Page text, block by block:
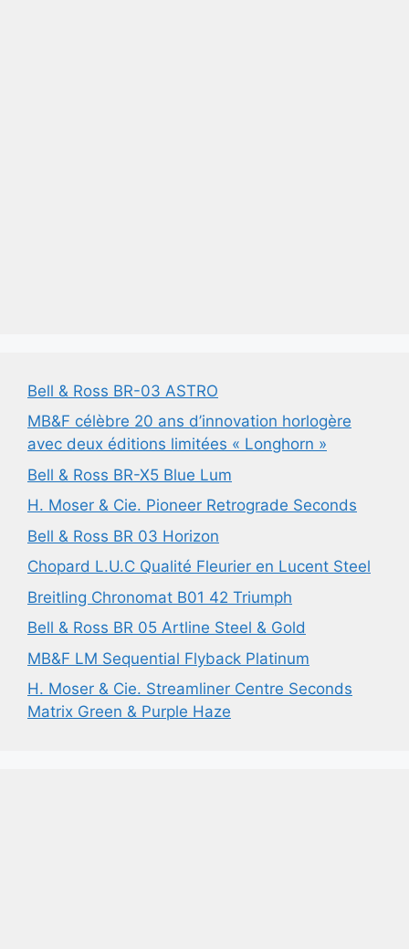
Bell & Ross BR-03 ASTRO
MB&F célèbre 20 ans d’innovation horlogère
avec deux éditions limitées « Longhorn »
Bell & Ross BR-X5 Blue Lum
H. Moser & Cie. Pioneer Retrograde Seconds
Bell & Ross BR 03 Horizon
Chopard L.U.C Qualité Fleurier en Lucent Steel
Breitling Chronomat B01 42 Triumph
Bell & Ross BR 05 Artline Steel & Gold
MB&F LM Sequential Flyback Platinum
H. Moser & Cie. Streamliner Centre Seconds
Matrix Green & Purple Haze